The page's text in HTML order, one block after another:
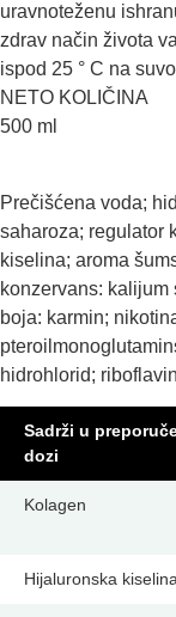
uravnoteženu
zdrav način života
ispod 25 ° C na
NETO KOLIČINA
500 ml
Prečišćena voda;
saharoza; regulator
kiselina; aroma
konzervans: kalijum
boja: karmin;
hidrohlorid;
Sadrži u
dozi
Kolagen
Hijaluronska